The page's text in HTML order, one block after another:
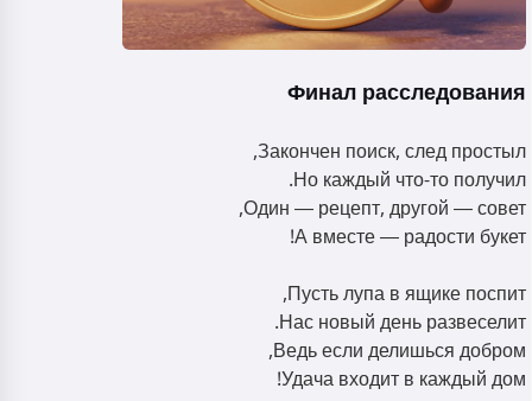
Финал расследования
Закончен поиск, след простыл,
Но каждый что-то получил.
Один — рецепт, другой — совет,
А вместе — радости букет!
Пусть лупа в ящике поспит,
Нас новый день развеселит.
Ведь если делишься добром,
Удача входит в каждый дом!